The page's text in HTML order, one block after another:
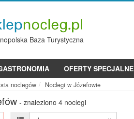
Baza Turystyczna
OFERTY SPECJALNE
noclegów Noclegi w Józefowie
- znaleziono 4 noclegi